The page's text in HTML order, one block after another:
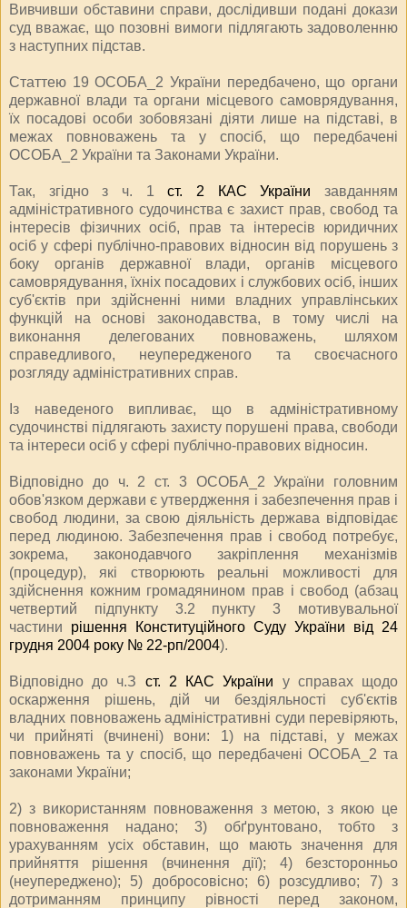
Вивчивши обставини справи, дослідивши подані докази
суд вважає, що позовні вимоги підлягають задоволенню
з наступних підстав.
Статтею 19 ОСОБА_2 України передбачено, що органи
державної влади та органи місцевого самоврядування,
їх посадові особи зобовязані діяти лише на підставі, в
межах повноважень та у спосіб, що передбачені
ОСОБА_2 України та Законами України.
Так, згідно з ч. 1ст. 2 КАС України завданням
адміністративного судочинства є захист прав, свобод та
інтересів фізичних осіб, прав та інтересів юридичних
осіб у сфері публічно-правових відносин від порушень з
боку органів державної влади, органів місцевого
самоврядування, їхніх посадових і службових осіб, інших
суб'єктів при здійсненні ними владних управлінських
функцій на основі законодавства, в тому числі на
виконання делегованих повноважень, шляхом
справедливого, неупередженого та своєчасного
розгляду адміністративних справ.
Із наведеного випливає, що в адміністративному
судочинстві підлягають захисту порушені права, свободи
та інтереси осіб у сфері публічно-правових відносин.
Відповідно до ч. 2 ст. 3 ОСОБА_2 України головним
обов'язком держави є утвердження і забезпечення прав і
свобод людини, за свою діяльність держава відповідає
перед людиною. Забезпечення прав і свобод потребує,
зокрема, законодавчого закріплення механізмів
(процедур), які створюють реальні можливості для
здійснення кожним громадянином прав і свобод (абзац
четвертий підпункту 3.2 пункту 3 мотивувальної
частини рішення Конституційного Суду України від 24
грудня 2004 року № 22-рп/2004).
Відповідно до ч.З ст. 2 КАС України у справах щодо
оскарження рішень, дій чи бездіяльності суб'єктів
владних повноважень адміністративні суди перевіряють,
чи прийняті (вчинені) вони: 1) на підставі, у межах
повноважень та у спосіб, що передбачені ОСОБА_2 та
законами України;
2) з використанням повноваження з метою, з якою це
повноваження надано; 3) обґрунтовано, тобто з
урахуванням усіх обставин, що мають значення для
прийняття рішення (вчинення дії); 4) безсторонньо
(неупереджено); 5) добросовісно; 6) розсудливо; 7) з
дотриманням принципу рівності перед законом,